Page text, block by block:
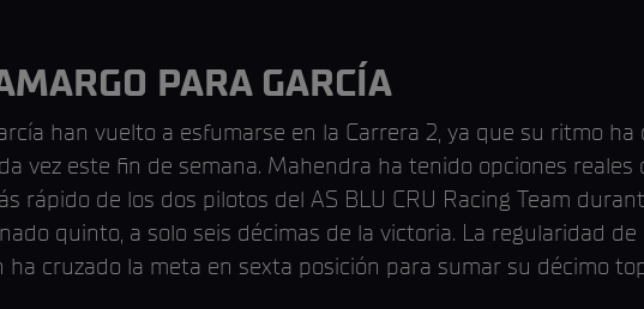
PARA GARCÍA
han vuelto a esfumarse en la Carrera 2, ya que su ritmo
vez este fin de semana. Mahendra ha tenido opciones
rápido de los dos pilotos del AS BLU CRU Racing Team
quinto, a solo seis décimas de la victoria. La regularidad
cruzado la meta en sexta posición para sumar su décimo